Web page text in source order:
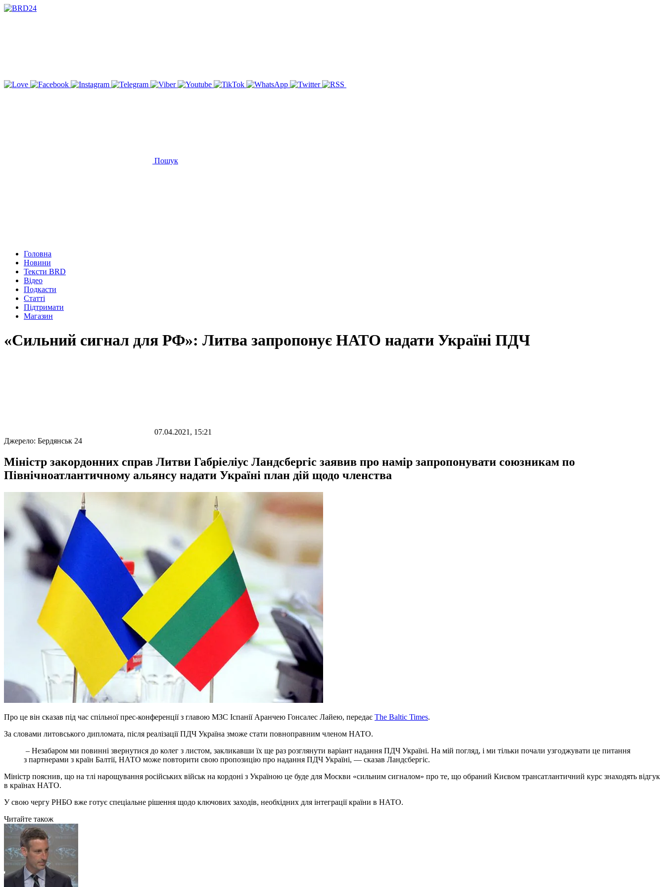
Пошук
Головна
Новини
Тексти BRD
Відео
Подкасти
Статті
Підтримати
Магазин
«Сильний сигнал для РФ»: Литва запропонує НАТО надати Україні ПДЧ
07.04.2021, 15:21
Джерело: Бердянськ 24
Міністр закордонних справ Литви Габріеліус Ландсбергіс заявив про намір запропонувати союзникам по
Північноатлантичному альянсу надати Україні план дій щодо членства
Про це він сказав під час спільної прес-конференції з главою МЗС Іспанії Аранчею Гонсалес Лайею, передає The Baltic Times.
За словами литовського дипломата, після реалізації ПДЧ Україна зможе стати повноправним членом НАТО.
– Незабаром ми повинні звернутися до колег з листом, закликавши їх ще раз розглянути варіант надання ПДЧ Україні. На мій погляд, і ми тільки почали узгоджувати це питання
з партнерами з країн Балтії, НАТО може повторити свою пропозицію про надання ПДЧ Україні, — сказав Ландсбергіс.
Міністр пояснив, що на тлі нарощування російських військ на кордоні з Україною це буде для Москви «сильним сигналом» про те, що обраний Києвом трансатлантичний курс знаходять відгук
в країнах НАТО.
У свою чергу РНБО вже готує спеціальне рішення щодо ключових заходів, необхідних для інтеграції країни в НАТО.
Читайте також